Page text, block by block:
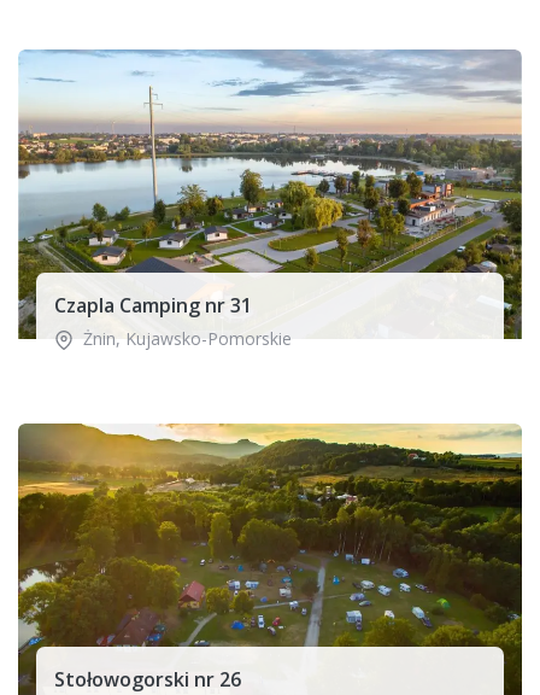
Czapla Camping nr 31
Żnin,Kujawsko-Pomorskie
Stołowogorski nr 26